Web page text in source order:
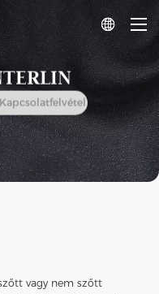

Kapcsolatfelvétel
vagy nem szőtt